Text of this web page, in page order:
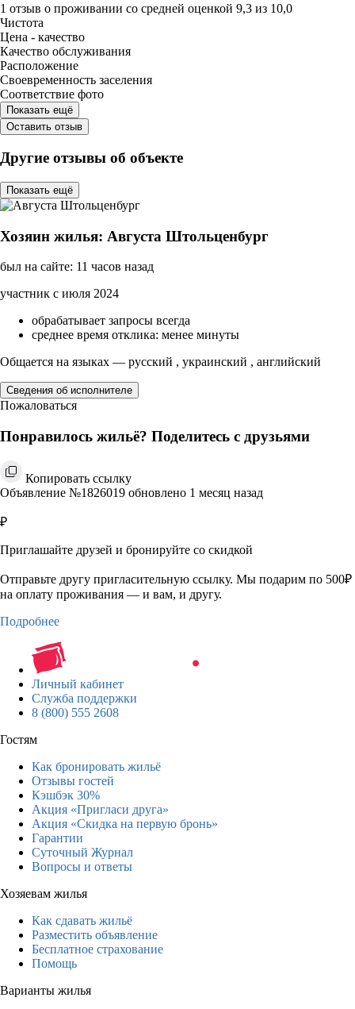
1 отзыв о проживании со средней оценкой 9,3 из 10,0
Чистота
Цена - качество
Качество обслуживания
Расположение
Своевременность заселения
Соответствие фото
Показать ещё
Оставить отзыв
Другие отзывы об объекте
Показать ещё
Хозяин жилья: Августа Штольценбург
был на сайте: 11 часов назад
участник с июля 2024
обрабатывает запросы всегда
среднее время отклика: менее минуты
Общается на языках — русский , украинский , английский
Сведения об исполнителе
Пожаловаться
Понравилось жильё? Поделитесь с друзьями
Копировать ссылку
Объявление №1826019 обновлено 1 месяц назад
₽
Приглашайте друзей и бронируйте со скидкой
Отправьте другу пригласительную ссылку. Мы подарим по 500₽
на оплату проживания — и вам, и другу.
Подробнее
Личный кабинет
Служба поддержки
8 (800) 555 2608
Гостям
Как бронировать жильё
Отзывы гостей
Кэшбэк 30%
Акция «Пригласи друга»
Акция «Скидка на первую бронь»
Гарантии
Суточный Журнал
Вопросы и ответы
Хозяевам жилья
Как сдавать жильё
Разместить объявление
Бесплатное страхование
Помощь
Варианты жилья